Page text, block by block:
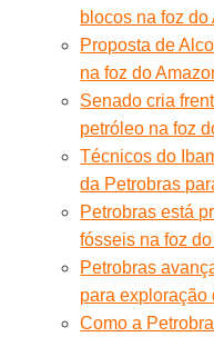
blocos na foz
Proposta de
na foz do
Senado cria
petróleo na foz
Técnicos do
da Petrobras
Petrobras está
fósseis na foz
Petrobras
para exploração
Como a